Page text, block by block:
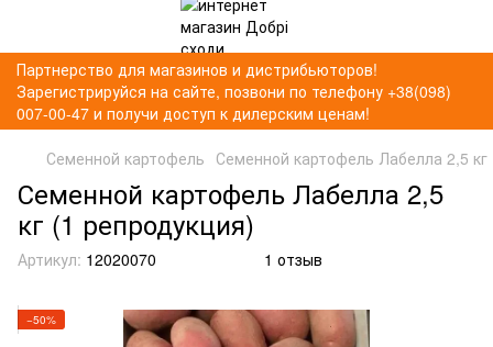
Партнерство для магазинов и дистрибьюторов!
Зарегистрируйся на сайте, позвони по телефону +38(098)
007-00-47 и получи доступ к дилерским ценам!
Семенной картофель Семенной картофель Лабелла 2,5
Семенной картофель Лабелла 2,5
кг (1 репродукция)
Артикул: 12020070 1 отзыв
−50%